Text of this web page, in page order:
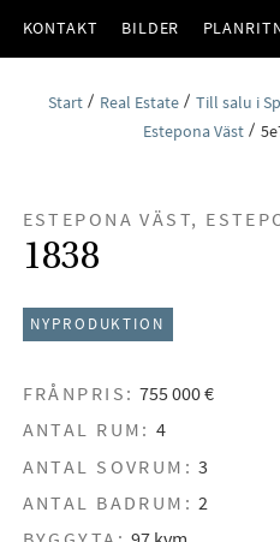
KONTAKT BILDER
Start Real Estate Till salu i
Estepona Väst
ESTEPONA VÄST,
1838
NYPRODUKTION
FRÅNPRIS: 755 000 €
ANTAL RUM: 4
ANTAL SOVRUM: 3
ANTAL BADRUM: 2